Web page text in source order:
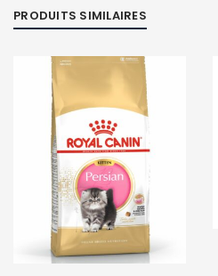
PRODUITS SIMILAIRES